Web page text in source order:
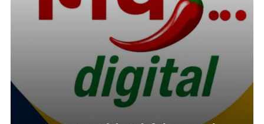
तमनार के चर्चित दोहरे हत्याकांड में चार आरोपियों को दो-दो आजीवन